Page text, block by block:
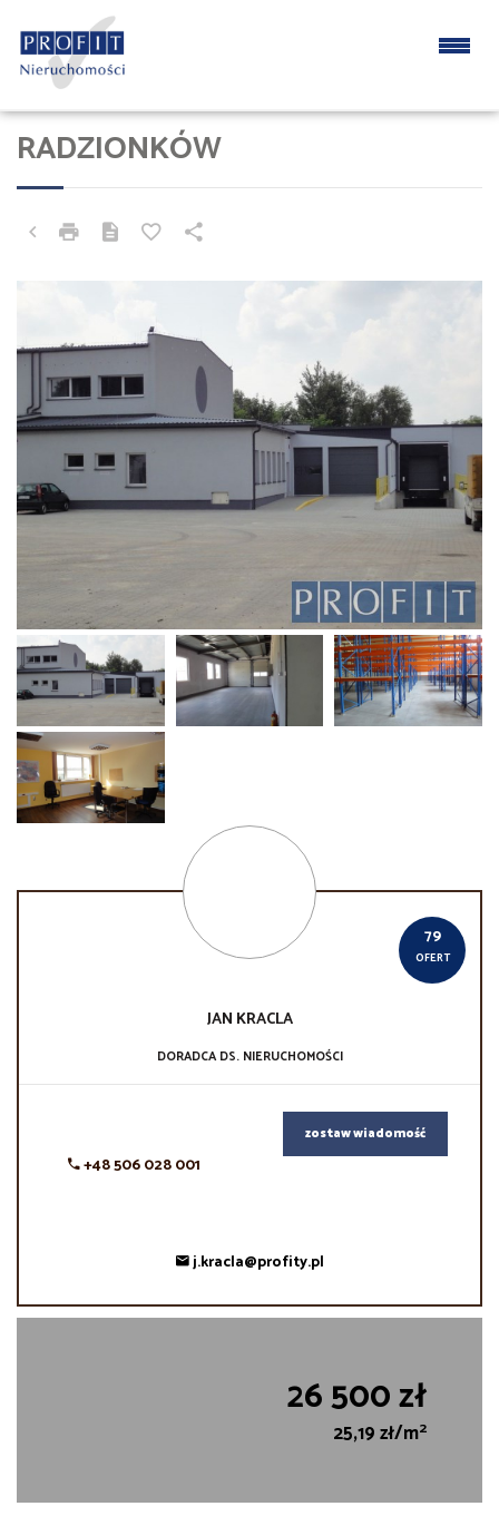
RADZIONKÓW
79
OFERT
JAN KRACLA
DORADCA DS. NIERUCHOMOŚCI
+48 506 028 001
zostaw wiadomość
j.kracla@profity.pl
26 500 zł
25,19 zł/m2